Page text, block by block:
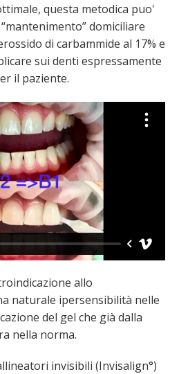
questa metodica puo'
domiciliare
di carbammide al 17% e
sui denti espressamente
il paziente.
allo
naturale ipersensibilità nelle
del gel che già dalla
nella norma.
invisibili (Invisalign°)